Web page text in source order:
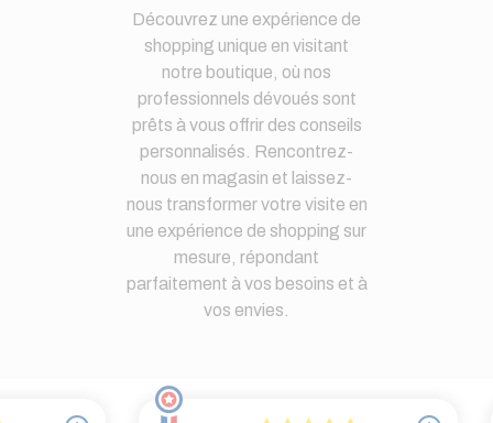
Découvrez une expérience de
shopping unique en visitant
notre boutique, où nos
professionnels dévoués sont
prêts à vous offrir des conseils
personnalisés. Rencontrez-
nous en magasin et laissez-
nous transformer votre visite en
une expérience de shopping sur
mesure, répondant
parfaitement à vos besoins et à
vos envies.